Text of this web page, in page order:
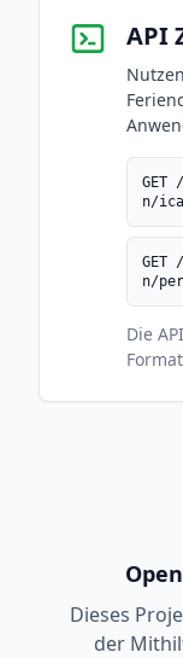
API
GET
n/
GET
n/
Die
Dieses
der